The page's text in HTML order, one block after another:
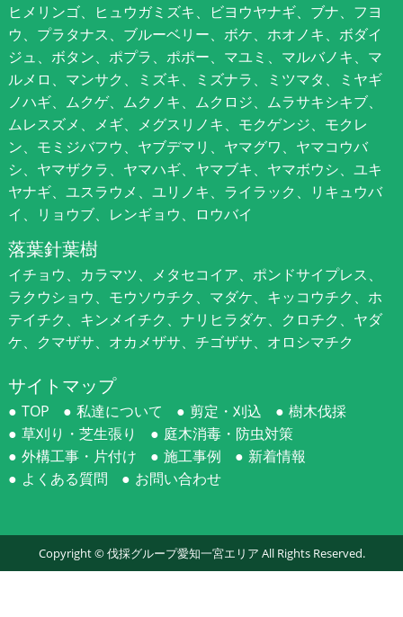
ヒメリンゴ、ヒュウガミズキ、ビヨウヤナギ、ブナ、フヨ
ウ、プラタナス、ブルーベリー、ボケ、ホオノキ、ボダイ
ジュ、ボタン、ポプラ、ポポー、マユミ、マルバノキ、マ
ルメロ、マンサク、ミズキ、ミズナラ、ミツマタ、ミヤギ
ノハギ、ムクゲ、ムクノキ、ムクロジ、ムラサキシキブ、
ムレスズメ、メギ、メグスリノキ、モクゲンジ、モクレ
ン、モミジバフウ、ヤブデマリ、ヤマグワ、ヤマコウバ
シ、ヤマザクラ、ヤマハギ、ヤマブキ、ヤマボウシ、ユキ
ヤナギ、ユスラウメ、ユリノキ、ライラック、リキュウバ
イ、リョウブ、レンギョウ、ロウバイ
落葉針葉樹
イチョウ、カラマツ、メタセコイア、ポンドサイプレス、
ラクウショウ、モウソウチク、マダケ、キッコウチク、ホ
テイチク、キンメイチク、ナリヒラダケ、クロチク、ヤダ
ケ、クマザサ、オカメザサ、チゴザサ、オロシマチク
サイトマップ
TOP 私達について 剪定・刈込
樹木伐採
草刈り・芝生張り
庭木消毒・防虫対策
外構工事・片付け
施工事例
新着情報
よくある質問
お問い合わせ
Copyright ©伐採グループ愛知一宮エリア All Rights Reserved.